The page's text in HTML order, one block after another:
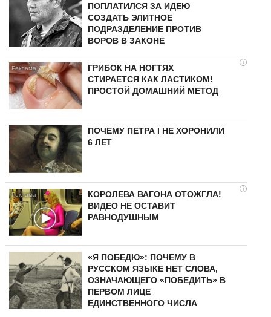
ПОПЛАТИЛСЯ ЗА ИДЕЮ
СОЗДАТЬ ЭЛИТНОЕ
ПОДРАЗДЕЛЕНИЕ ПРОТИВ
ВОРОВ В ЗАКОНЕ
i
ГРИБОК НА НОГТЯХ
СТИРАЕТСЯ КАК ЛАСТИКОМ!
ПРОСТОЙ ДОМАШНИЙ МЕТОД
ПОЧЕМУ ПЕТРА I НЕ ХОРОНИЛИ
6 ЛЕТ
i
КОРОЛЕВА ВАГОНА ОТОЖГЛА!
ВИДЕО НЕ ОСТАВИТ
РАВНОДУШНЫМ
«Я ПОБЕДЮ»: ПОЧЕМУ В
РУССКОМ ЯЗЫКЕ НЕТ СЛОВА,
ОЗНАЧАЮЩЕГО «ПОБЕДИТЬ» В
ПЕРВОМ ЛИЦЕ
ЕДИНСТВЕННОГО ЧИСЛА